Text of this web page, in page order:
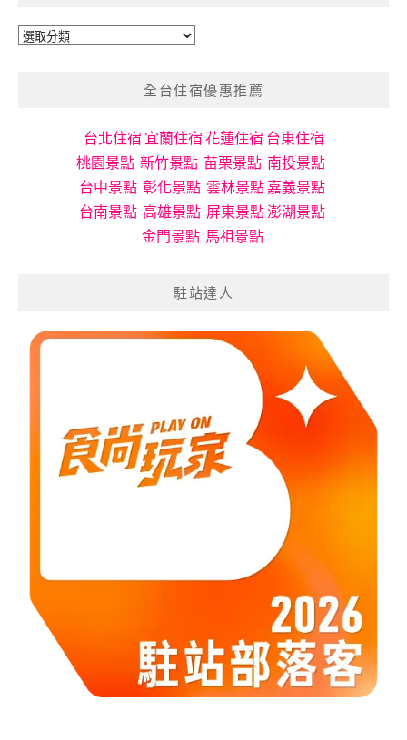
旅
全台住宿優惠推薦
台北住宿 宜蘭住宿花蓮住宿 台東住宿
桃園景點 新竹景點 苗栗景點 南投景點
台中景點 彰化景點 雲林景點嘉義景點
台南景點 高雄景點 屏東景點澎湖景點
金門景點 馬祖景點
駐站達人